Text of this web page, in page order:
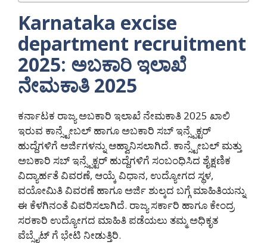
Karnataka excise
department recruitment
2025: ಅಬಕಾರಿ ಇಲಾಖೆ
ನೇಮಕಾತಿ 2025
ಕರ್ನಾಟಕ ರಾಜ್ಯ ಅಬಕಾರಿ ಇಲಾಖೆ ನೇಮಕಾತಿ 2025 ಖಾಲಿ
ಇರುವ ಕಾನ್ಸ್ಟೇಬಲ್ ಹಾಗೂ ಅಬಕಾರಿ ಸಬ್ ಇನ್ಸ್ಪೆಕ್ಟರ್
ಹುದ್ದೆಗಳಿಗೆ ಅರ್ಜಿಗಳನ್ನು ಆಹ್ವಾನಿಸಲಾಗಿದೆ. ಕಾನ್ಸ್ಟೇಬಲ್ ಮತ್ತು
ಅಬಕಾರಿ ಸಬ್ ಇನ್ಸ್ಪೆಕ್ಟರ್ ಹುದ್ದೆಗಳಿಗೆ ಸಂಬಂಧಿಸಿದ ಶೈಕ್ಷಣಿಕ
ವಿದ್ಯಾರ್ಹತೆ ವಿವರಣೆ, ಆಯ್ಕೆ ವಿಧಾನ, ಉದ್ಯೋಗದ ಸ್ಥಳ,
ವಯೋಮಿತಿ ವಿವರಣೆ ಹಾಗೂ ಅರ್ಜಿ ಶುಲ್ಕದ ಬಗ್ಗೆ ಮಾಹಿತಿಯನ್ನು
ಈ ಕೆಳಗಿನಂತೆ ವಿವರಿಸಲಾಗಿದೆ. ರಾಜ್ಯ ಸರ್ಕಾರಿ ಹಾಗೂ ಕೇಂದ್ರ
ಸರಕಾರಿ ಉದ್ಯೋಗದ ಮಾಹಿತಿ ಪಡೆಯಲು ತಮ್ಮ ಅಧಿಕೃತ
ವೆಬ್ಸೈಟ್ ಗೆ ಭೇಟಿ ನೀಡುತ್ತಿರಿ.